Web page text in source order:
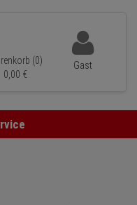
(0)
0, 00 €
Gast